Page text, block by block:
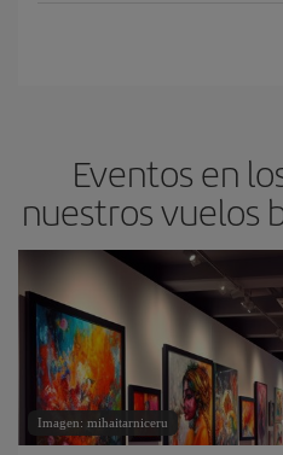
Eventos en
nuestros vuelos
Imagen: mihaitarniceru